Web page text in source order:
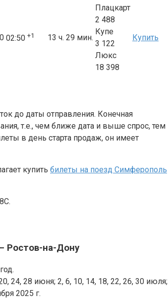
02:50 +1 13 ч. 29 мин.
Плацкарт
2 488
Купе
3 122
Люкс
18 398
Купить
до даты отправления. Конечная
т.е., чем ближе дата и выше спрос, тем
в день старта продаж, он имеет
купить билеты на поезд Симферополь
Ростов-на-Дону
24, 28 июня; 2, 6, 10, 14, 18, 22, 26, 30 июля;
2025 г.